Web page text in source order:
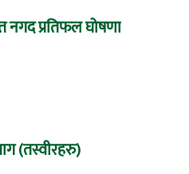
नगद प्रतिफल घोषणा
(तस्वीरहरु)